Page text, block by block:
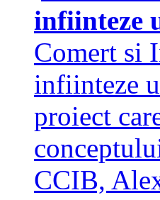
infiinteze
Comert si
infiinteze
proiect
CCIB,